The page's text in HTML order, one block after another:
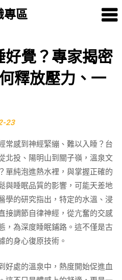
專區
好覺？專家揭密
釋放壓力、一
23
常感到神經緊繃、難以入睡？台
北投、陽明山到關子嶺，溫泉文
單純泡進熱水裡，與掌握正確的
與睡眠品質的影響，可能天差地
學的研究指出，特定的水溫、浸
接調節自律神經，從亢奮的交感
，為深度睡眠鋪路。這不僅是古
的身心復原技術。
好處的溫泉中，熱度開始促進血